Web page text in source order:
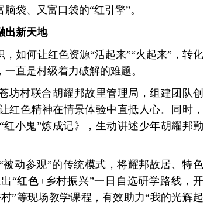
袋、又富口袋的“红引擎”。
出新天地
如何让红色资源“活起来”“火起来”，转化
直是村级着力破解的难题。
坊村联合胡耀邦故里管理局，组建团队创
红色精神在情景体验中直抵人心。同时，
小鬼”炼成记》，生动讲述少年胡耀邦勤
动参观”的传统模式，将耀邦故居、特色
“红色+乡村振兴”一日自选研学路线，开
”等现场教学课程，有效助力“我的光辉起